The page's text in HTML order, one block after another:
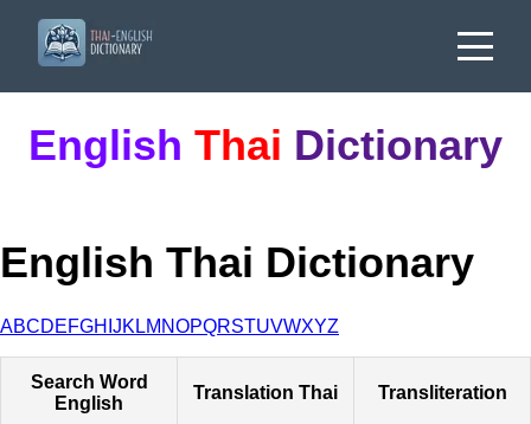
English Thai Dictionary
English Thai Dictionary
ABCDEFGH JK LM NOPQRSTUVWXYZ
Search Word
English
Translation Thai Transliteration